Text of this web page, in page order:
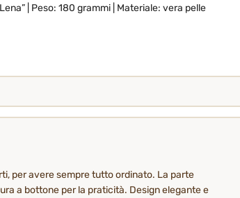
| Peso: 180 grammi | Materiale: vera pelle
per avere sempre tutto ordinato. La parte
a bottone per la praticità. Design elegante e